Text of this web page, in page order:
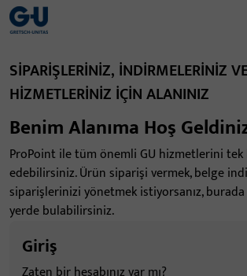
SIPARIŞLERINIZ, INDIRMELERINIZ
HIZMETLERINIZ IÇIN ALANINIZ
Benim Alanıma Hoş
ProPoint ile tüm önemli GU hizmetlerini
edebilirsiniz. Ürün siparişi vermek, belge
siparişlerinizi yönetmek istiyorsanız,
yerde bulabilirsiniz.
Giriş